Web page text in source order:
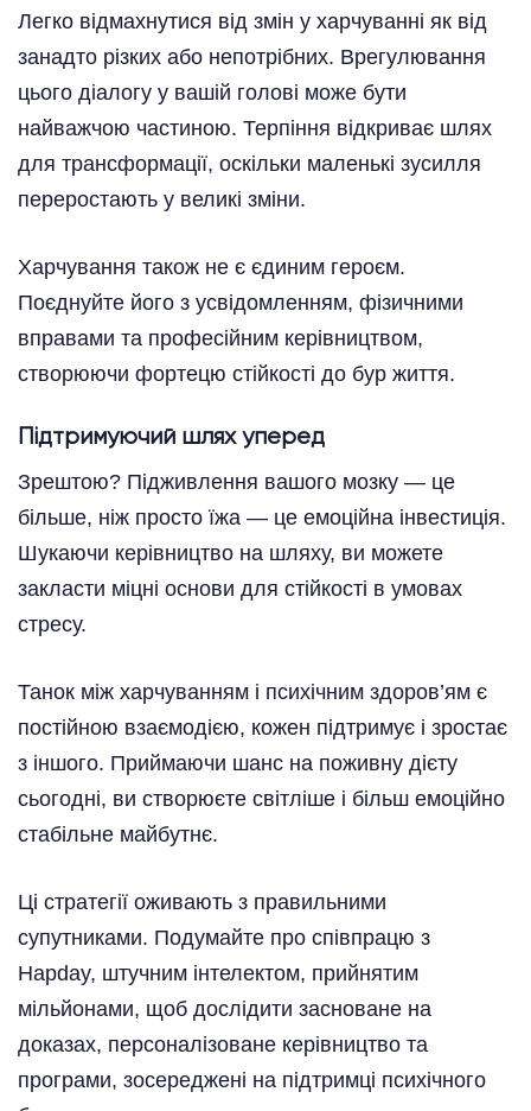
Легко відмахнутися від змін у харчуванні як від
занадто різких або непотрібних. Врегулювання
цього діалогу у вашій голові може бути
найважчою частиною. Терпіння відкриває шлях
для трансформації, оскільки маленькі зусилля
переростають у великі зміни.
Харчування також не є єдиним героєм.
Поєднуйте його з усвідомленням, фізичними
вправами та професійним керівництвом,
створюючи фортецю стійкості до бур життя.
Підтримуючий шлях уперед
Зрештою? Підживлення вашого мозку — це
більше, ніж просто їжа — це емоційна інвестиція.
Шукаючи керівництво на шляху, ви можете
закласти міцні основи для стійкості в умовах
стресу.
Танок між харчуванням і психічним здоров’ям є
постійною взаємодією, кожен підтримує і зростає
з іншого. Приймаючи шанс на поживну дієту
сьогодні, ви створюєте світліше і більш емоційно
стабільне майбутнє.
Ці стратегії оживають з правильними
супутниками. Подумайте про співпрацю з
Hapday, штучним інтелектом, прийнятим
мільйонами, щоб дослідити засноване на
доказах, персоналізоване керівництво та
програми, зосереджені на підтримці психічного